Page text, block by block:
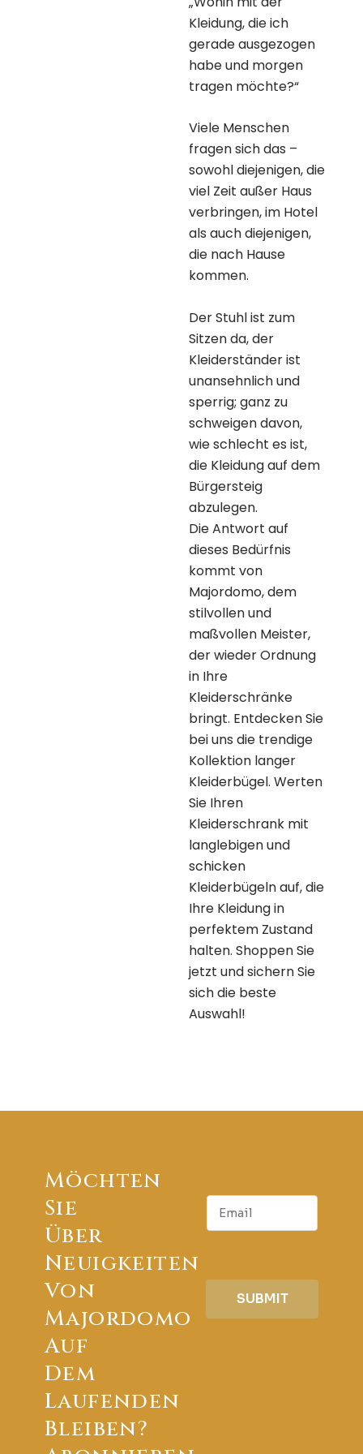
Kleidung, die ich
gerade ausgezogen
habe und morgen
tragen möchte?“
Viele Menschen
fragen sich das –
sowohl diejenigen, die
viel Zeit außer Haus
verbringen, im Hotel
als auch diejenigen,
die nach Hause
kommen.
Der Stuhl ist zum
Sitzen da, der
Kleiderständer ist
unansehnlich und
sperrig; ganz zu
schweigen davon,
wie schlecht es ist,
die Kleidung auf dem
Bürgersteig
abzulegen.
Die Antwort auf
dieses Bedürfnis
kommt von
Majordomo, dem
stilvollen und
maßvollen Meister,
der wieder Ordnung
in Ihre
Kleiderschränke
bringt. Entdecken Sie
bei uns die trendige
Kollektion langer
Kleiderbügel. Werten
Sie Ihren
Kleiderschrank mit
langlebigen und
schicken
Kleiderbügeln auf, die
Ihre Kleidung in
perfektem Zustand
halten. Shoppen Sie
jetzt und sichern Sie
sich die beste
Auswahl!
Möchten
Sie
Über
Neuigkeiten
Von
Majordomo
Auf
Dem
Laufenden
Bleiben?
E
a
SUBMIT